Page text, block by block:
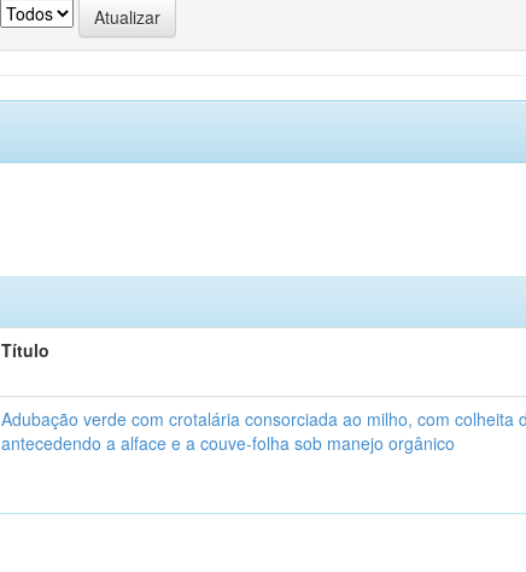
Título
Adubação verde com crotalária consorciada ao milho, com colheita
antecedendo a alface e a couve-folha sob manejo orgânico